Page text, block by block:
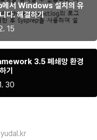
Windows 설치의 유
다. 해결하기
15
3.5 폐쇄망 환경
기
30